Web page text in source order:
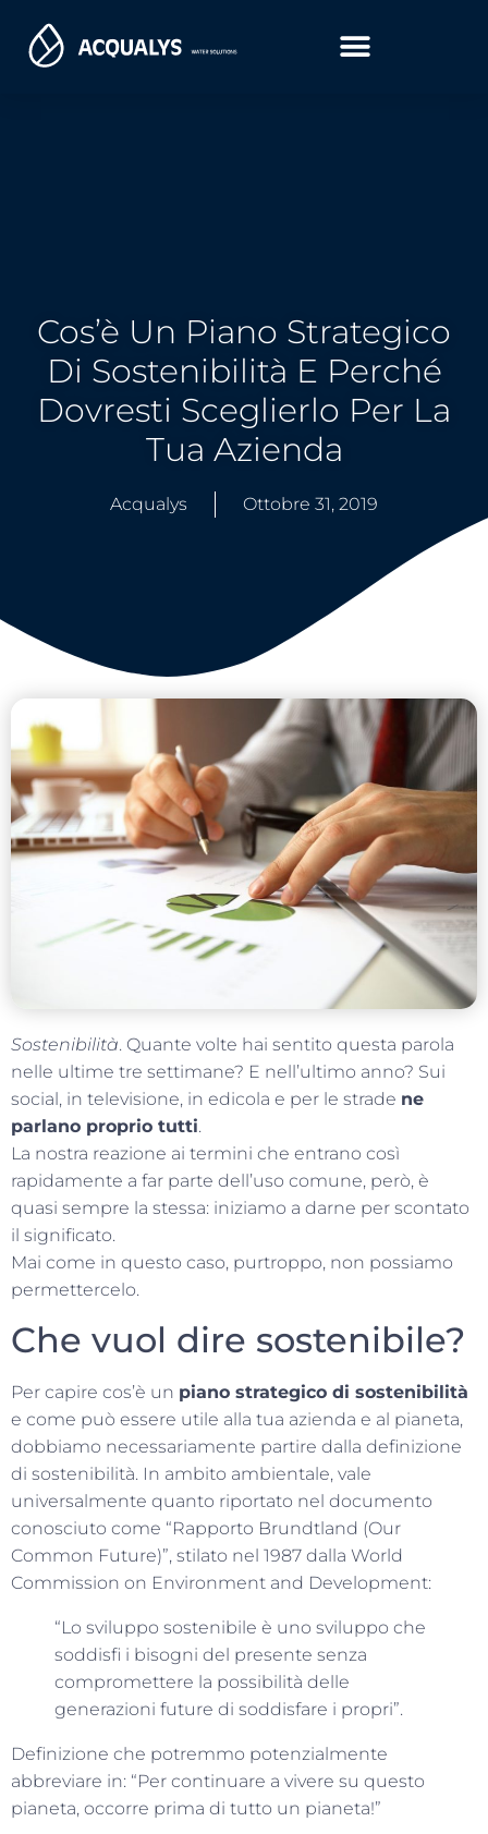
Cos’è Un Piano Strategico
Di Sostenibilità E Perché
Dovresti Sceglierlo Per La
Tua Azienda
Acqualys Ottobre 31, 2019
Sostenibilità. Quante volte hai sentito questa parola
nelle ultime tre settimane? E nell’ultimo anno? Sui
social, in televisione, in edicola e per le strade ne
parlano proprio tutti.
La nostra reazione ai termini che entrano così
rapidamente a far parte dell’uso comune, però, è
quasi sempre la stessa: iniziamo a darne per scontato
il significato.
Mai come in questo caso, purtroppo, non possiamo
permettercelo.
Che vuol dire sostenibile?
Per capire cos’è un piano strategico di sostenibilità
e come può essere utile alla tua azienda e al pianeta,
dobbiamo necessariamente partire dalla definizione
di sostenibilità. In ambito ambientale, vale
universalmente quanto riportato nel documento
conosciuto come “Rapporto Brundtland (Our
Common Future)”, stilato nel 1987 dalla World
Commission on Environment and Development:
“Lo sviluppo sostenibile è uno sviluppo che
soddisfi i bisogni del presente senza
compromettere la possibilità delle
generazioni future di soddisfare i propri”.
Definizione che potremmo potenzialmente
abbreviare in: “Per continuare a vivere su questo
pianeta, occorre prima di tutto un pianeta!”